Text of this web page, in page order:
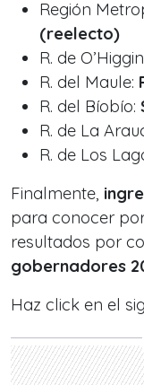
Región
(reelecto)
R. de
R. del Maule:
R. del Bíobío:
R. de La
R. de Los
Finalmente,
para conocer
resultados por
gobernadores
Haz click en el